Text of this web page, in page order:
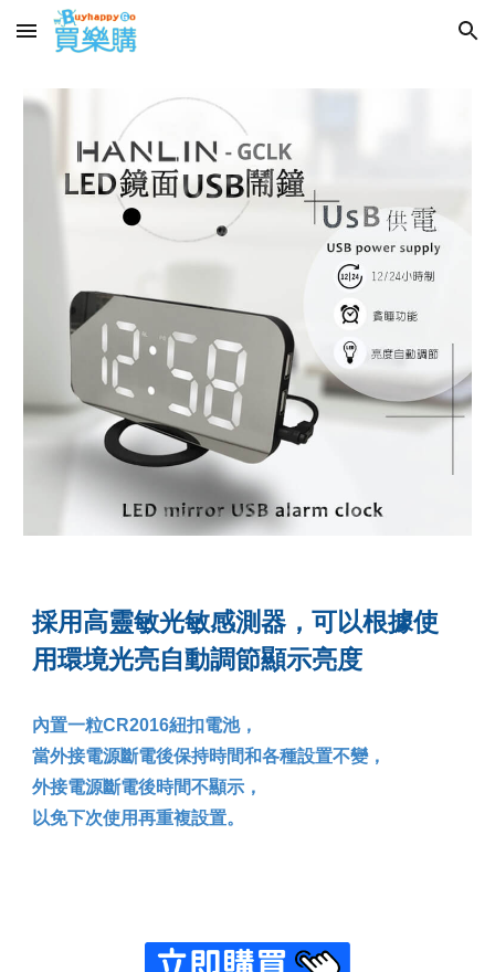
Skip to main content Skip to navigation
採用高靈敏光敏感測器，可以根據使
用環境光亮自動調節顯示亮度
內置一粒CR2016紐扣電池，
當外接電源斷電後保持時間和各種設置不變，
外接電源斷電後時間不顯示，
以免下次使用再重複設置。